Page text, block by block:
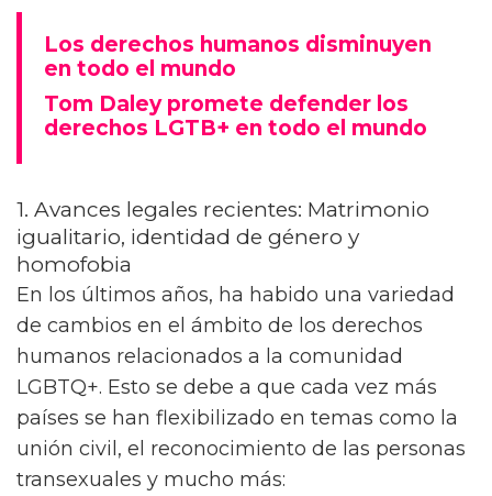
Los derechos humanos disminuyen
en todo el mundo
Tom Daley promete defender los
derechos LGTB+ en todo el mundo
1. Avances legales recientes: Matrimonio
igualitario, identidad de género y
homofobia
En los últimos años, ha habido una variedad
de cambios en el ámbito de los derechos
humanos relacionados a la comunidad
LGBTQ+. Esto se debe a que cada vez más
países se han flexibilizado en temas como la
unión civil, el reconocimiento de las personas
transexuales y mucho más: